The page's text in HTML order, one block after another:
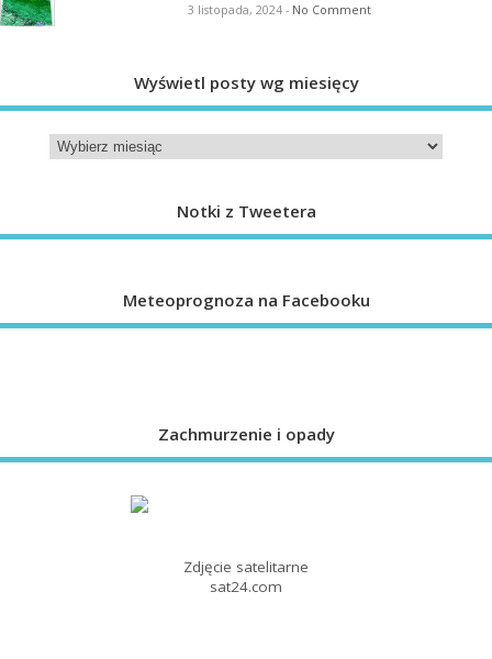
3 listopada, 2024- No Comment
Wyświetl posty wg miesięcy
Notki z Tweetera
Meteoprognoza na Facebooku
Zachmurzenie i opady
Zdjęcie satelitarne
sat24.com